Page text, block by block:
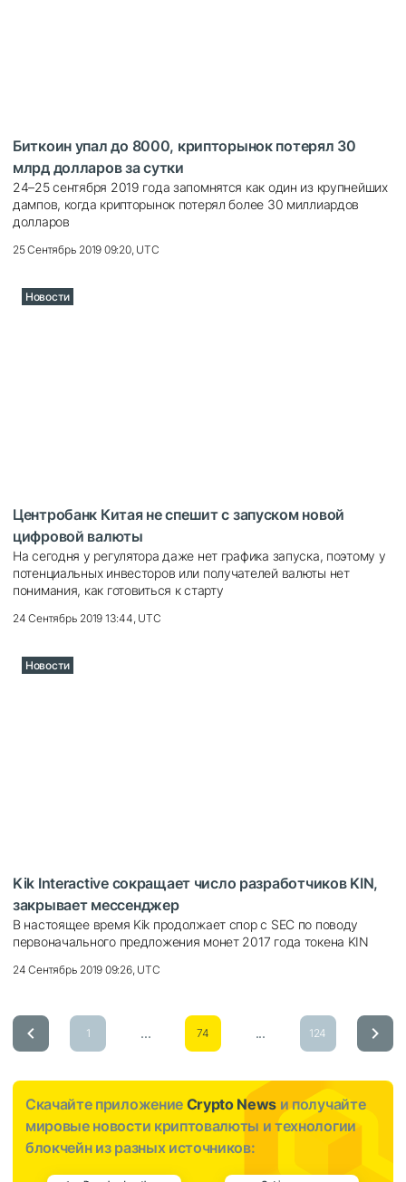
Биткоин упал до 8000, крипторынок потерял 30
млрд долларов за сутки
24–25 сентября 2019 года запомнятся как один из крупнейших
дампов, когда крипторынок потерял более 30 миллиардов
долларов
25 Сентябрь 2019 09:20, UTC
Новости
Центробанк Китая не спешит с запуском новой
цифровой валюты
На сегодня у регулятора даже нет графика запуска, поэтому у
потенциальных инвесторов или получателей валюты нет
понимания, как готовиться к старту
24 Сентябрь 2019 13:44, UTC
Новости
Kik Interactive сокращает число разработчиков KIN,
закрывает мессенджер
В настоящее время Kik продолжает спор с SEC по поводу
первоначального предложения монет 2017 года токена KIN
24 Сентябрь 2019 09:26, UTC
1 ... 74 ... 124
Скачайте приложение Crypto News и получайте
мировые новости криптовалюты и технологии
блокчейн из разных источников: